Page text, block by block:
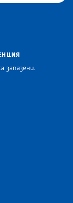
запазени.
News Agencies